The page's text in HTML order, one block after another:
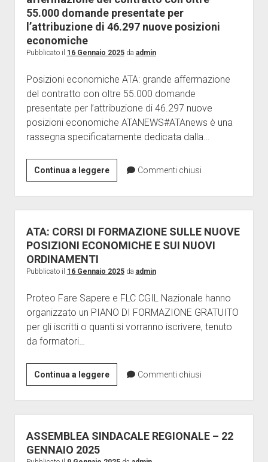
Giornalini
Modulistica
Contratti
discesa
Contatti
Vertenze
ISCRIZIONE
55.000 domande presentate per
l’attribuzione di 46.297 nuove posizioni
economiche
Pubblicato il 16 Gennaio 2025da admin
Posizioni economiche ATA: grande affermazione
del contratto con oltre 55.000 domande
presentate per l’attribuzione di 46.297 nuove
posizioni economiche ATANEWS#ATAnews è una
rassegna specificatamente dedicata dalla…
Continua a leggerePosizioni
economiche
ATA:
grande
affermazione
del
con
55.000
domande
presentate
di
46.297
nuove
posizioni
Commenti chiusi
ATA: CORSI DI FORMAZIONE SULLE NUOVE
POSIZIONI ECONOMICHE E SUI NUOVI
ORDINAMENTI
Pubblicato il 16 Gennaio 2025da admin
Proteo Fare Sapere e FLC CGIL Nazionale hanno
organizzato un PIANO DI FORMAZIONE GRATUITO
per gli iscritti o quanti si vorranno iscrivere, tenuto
da formatori…
Continua a leggereATA:
CORSI
DI
FORMAZIONE
SULLE
Commenti chiusi
ASSEMBLEA SINDACALE REGIONALE – 22
GENNAIO 2025